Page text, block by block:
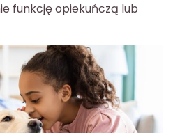
funkcję opiekuńczą lub